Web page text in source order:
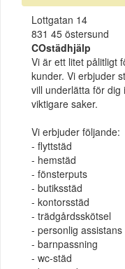
Lottgatan 14
831 45 östersund
COstädhjälp
Vi är ett litet pålitligt
kunder. Vi erbjuder
vill underlätta för dig
viktigare saker.
Vi erbjuder följande:
- flyttstäd
- hemstäd
- fönsterputs
- butiksstäd
- kontorsstäd
- trädgårdsskötsel
- personlig assistans
- barnpassning
- wc-städ